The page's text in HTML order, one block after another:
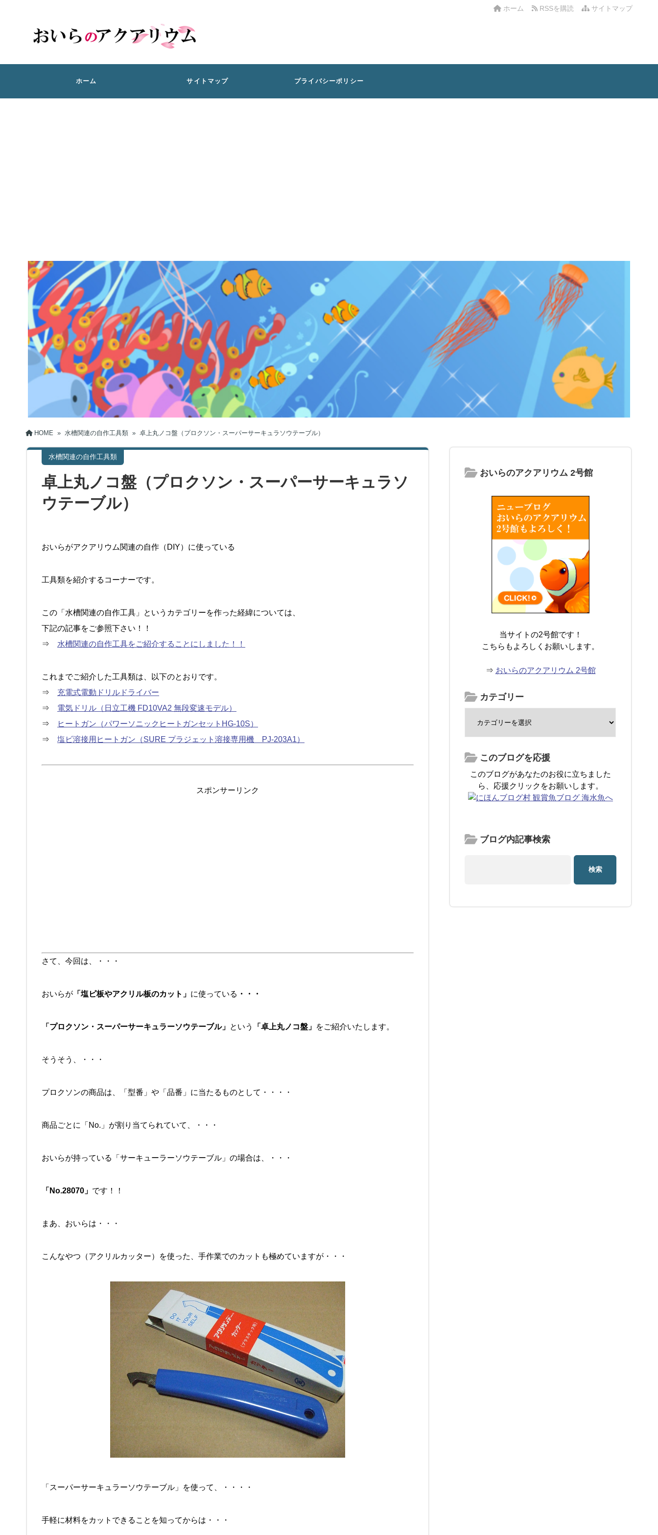
サイトマップ
RSSを購読
ホーム
ホーム サイトマップ プライバシーポリシー
HOME » 水槽関連の自作工具類 » 卓上丸ノコ盤（プロクソン・スーパーサーキュラソウテーブル）
水槽関連の自作工具類
卓上丸ノコ盤（プロクソン・スーパーサーキュラソ
ウテーブル）
おいらがアクアリウム関連の自作（DIY）に使っている
工具類を紹介するコーナーです。
この「水槽関連の自作工具」というカテゴリーを作った経緯については、
下記の記事をご参照下さい！！
⇒ 水槽関連の自作工具をご紹介することにしました！！
これまでご紹介した工具類は、以下のとおりです。
⇒ 充電式電動ドリルドライバー
⇒ 電気ドリル（日立工機 FD10VA2 無段変速モデル）
⇒
ヒートガン（パワーソニックヒートガンセットHG-10S）
⇒ 塩ビ溶接用ヒートガン（SURE プラジェット溶接専用機 PJ-203A1）
スポンサーリンク
さて、今回は、・・・
おいらが 「塩ビ板やアクリル板のカット」 に使っている ・・・
「プロクソン・スーパーサーキュラーソウテーブル」 という 「卓上丸ノコ盤」 をご紹介いたします。
そうそう、・・・
プロクソンの商品は、「型番」や「品番」に当たるものとして・・・・
商品ごとに「No.」が割り当てられていて、・・・
おいらが持っている「サーキューラーソウテーブル」の場合は、・・・
「No.28070」 です！！
まあ、おいらは・・・
こんなやつ（アクリルカッター）を使った、手作業でのカットも極めていますが・・・
「スーパーサーキュラーソウテーブル」を使って、・・・・
手軽に材料をカットできることを知ってからは・・・
おいらのアクアリウム 2号館
当サイトの2号館です！
こちらもよろしくお願いします。
⇒ おいらのアクアリウム 2号館
カテゴリー
このブログを応援
このブログがあなたのお役に立ちました
ら、応援クリックをお願いします。
ブログ内記事検索